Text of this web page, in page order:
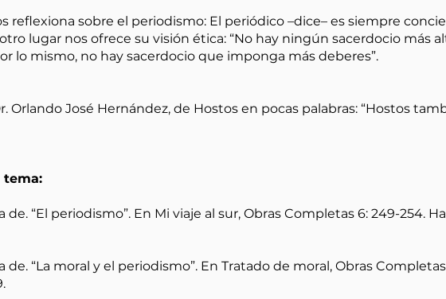
reflexiona sobre el periodismo: El periódico –dice– es siempre
lugar nos ofrece su visión ética: “No hay ningún sacerdocio más
lo mismo, no hay sacerdocio que imponga más deberes”.
Orlando José Hernández, de Hostos en pocas palabras: “Hostos
tema:
de. “El periodismo”. En Mi viaje al sur, Obras Completas 6: 249-254.
de. “La moral y el periodismo”. En Tratado de moral, Obras Completas